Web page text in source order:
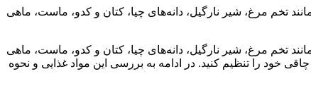
تخم مرغ، شیر نارگیل، دانه‌های چیا، کتان و کدو، ماست، ماهی
تخم مرغ، شیر نارگیل، دانه‌های چیا، کتان و کدو، ماست، ماهی
خود را تنظیم کنید. در ادامه به بررسی این مواد غذایی و نحوه